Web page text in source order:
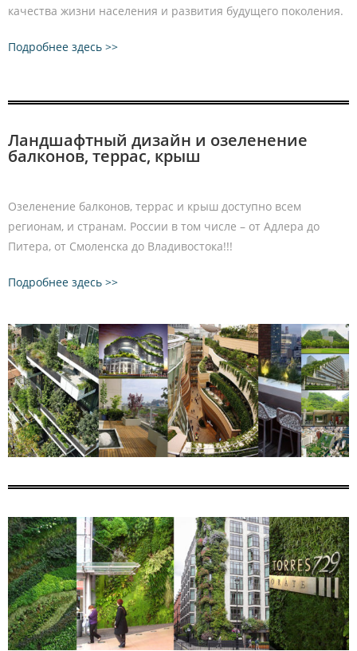
качества жизни населения и развития будущего поколения.
Подробнее здесь >>
Ландшафтный дизайн и озеленение
балконов, террас, крыш
Озеленение балконов, террас и крыш доступно всем
регионам, и странам. России в том числе – от Адлера до
Питера, от Смоленска до Владивостока!!!
Подробнее здесь >>